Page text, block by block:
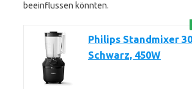
beeinflussen könnten.
Philips Standmixer
Schwarz, 450W